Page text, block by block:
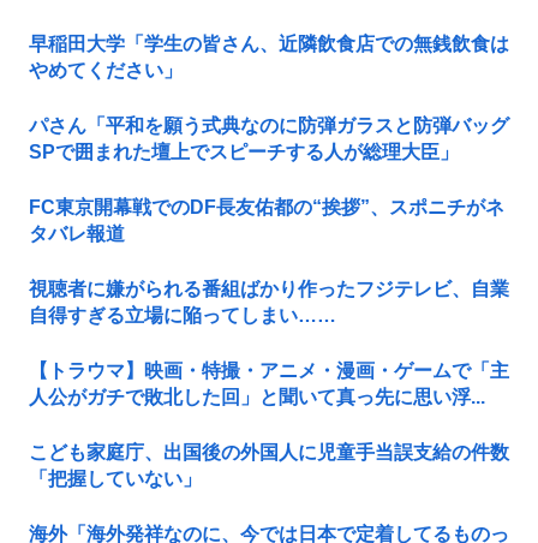
早稲田大学「学生の皆さん、近隣飲食店での無銭飲食は
やめてください」
パさん「平和を願う式典なのに防弾ガラスと防弾バッグ
SPで囲まれた壇上でスピーチする人が総理大臣」
FC東京開幕戦でのDF長友佑都の“挨拶”、スポニチがネ
タバレ報道
視聴者に嫌がられる番組ばかり作ったフジテレビ、自業
自得すぎる立場に陥ってしまい……
【トラウマ】映画・特撮・アニメ・漫画・ゲームで「主
人公がガチで敗北した回」と聞いて真っ先に思い浮...
こども家庭庁、出国後の外国人に児童手当誤支給の件数
「把握していない」
海外「海外発祥なのに、今では日本で定着してるものっ